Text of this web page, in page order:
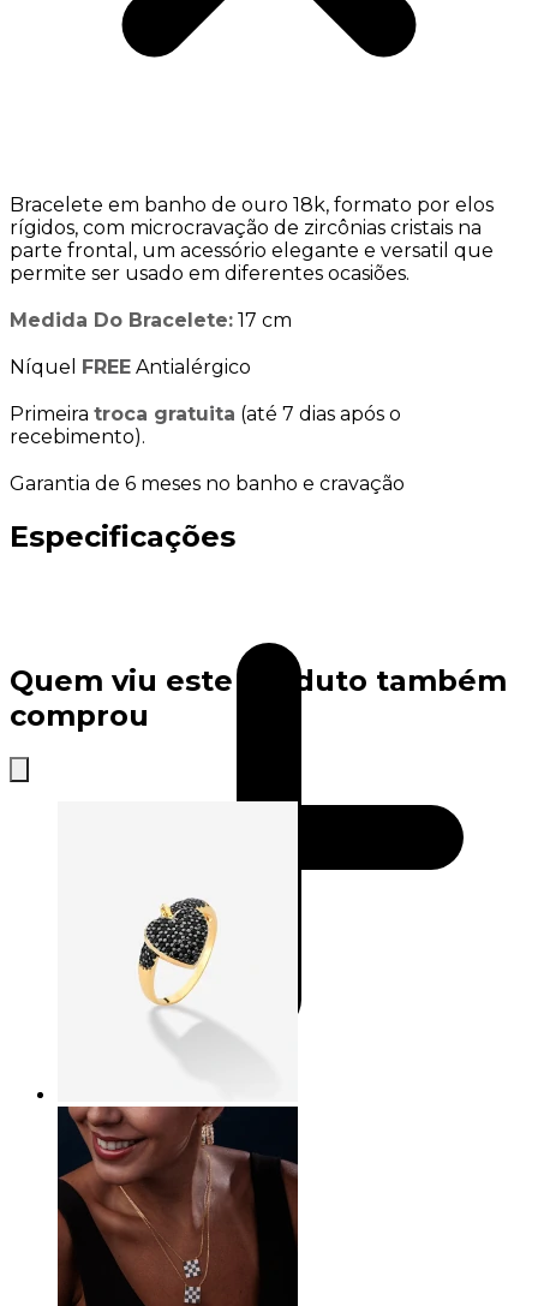
Bracelete em banho de ouro 18k, formato por elos
rígidos, com microcravação de zircônias cristais na
parte frontal, um acessório elegante e versatil que
permite ser usado em diferentes ocasiões.
Medida Do Bracelete: 17 cm
Níquel FREE Antialérgico
Primeira troca gratuita (até 7 dias após o
recebimento).
Garantia de 6 meses no banho e cravação
Especificações
Quem viu este produto também
comprou